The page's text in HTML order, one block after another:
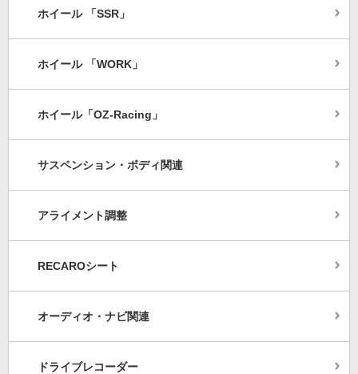
ホイール 「SSR」
ホイール 「WORK」
ホイール「OZ-Racing」
サスペンション・ボディ関連
アライメント調整
RECAROシート
オーディオ・ナビ関連
ドライブレコーダー